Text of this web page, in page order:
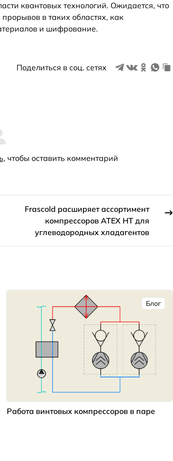
квантовых технологий. Ожидается, что
в таких областях, как
и шифрование.
Поделиться в соц. сетях
, чтобы оставить комментарий
Frascold расширяет ассортимент
компрессоров ATEX HT для
углеводородных хладагентов
Блог
Работа винтовых компрессоров в паре